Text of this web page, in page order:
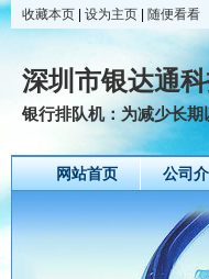
收藏本页 设为主页 随便看看
深圳市银达通
银行排队机：为减少长
网站首页 公司